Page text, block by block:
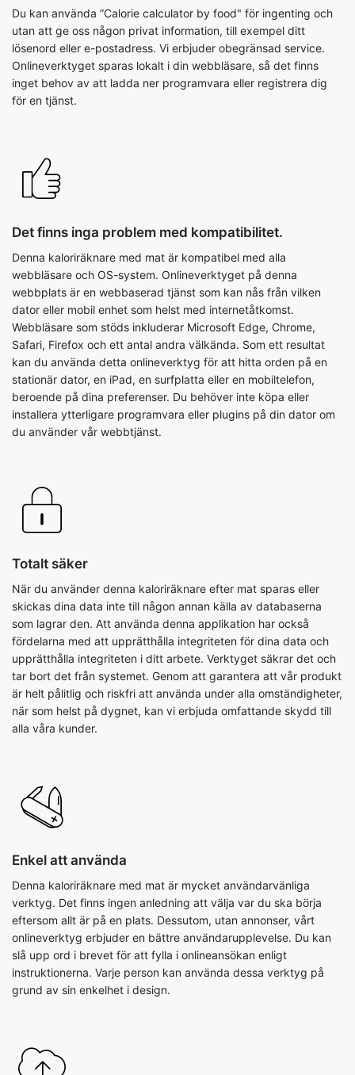
Du kan använda ”Calorie calculator by food" för ingenting och
utan att ge oss någon privat information, till exempel ditt
lösenord eller e-postadress. Vi erbjuder obegränsad service.
Onlineverktyget sparas lokalt i din webbläsare, så det finns
inget behov av att ladda ner programvara eller registrera dig
för en tjänst.
Det finns inga problem med kompatibilitet.
Denna kaloriräknare med mat är kompatibel med alla
webbläsare och OS-system. Onlineverktyget på denna
webbplats är en webbaserad tjänst som kan nås från vilken
dator eller mobil enhet som helst med internetåtkomst.
Webbläsare som stöds inkluderar Microsoft Edge, Chrome,
Safari, Firefox och ett antal andra välkända. Som ett resultat
kan du använda detta onlineverktyg för att hitta orden på en
stationär dator, en iPad, en surfplatta eller en mobiltelefon,
beroende på dina preferenser. Du behöver inte köpa eller
installera ytterligare programvara eller plugins på din dator om
du använder vår webbtjänst.
Totalt säker
När du använder denna kaloriräknare efter mat sparas eller
skickas dina data inte till någon annan källa av databaserna
som lagrar den. Att använda denna applikation har också
fördelarna med att upprätthålla integriteten för dina data och
upprätthålla integriteten i ditt arbete. Verktyget säkrar det och
tar bort det från systemet. Genom att garantera att vår produkt
är helt pålitlig och riskfri att använda under alla omständigheter,
när som helst på dygnet, kan vi erbjuda omfattande skydd till
alla våra kunder.
Enkel att använda
Denna kaloriräknare med mat är mycket användarvänliga
verktyg. Det finns ingen anledning att välja var du ska börja
eftersom allt är på en plats. Dessutom, utan annonser, vårt
onlineverktyg erbjuder en bättre användarupplevelse. Du kan
slå upp ord i brevet för att fylla i onlineansökan enligt
instruktionerna. Varje person kan använda dessa verktyg på
grund av sin enkelhet i design.